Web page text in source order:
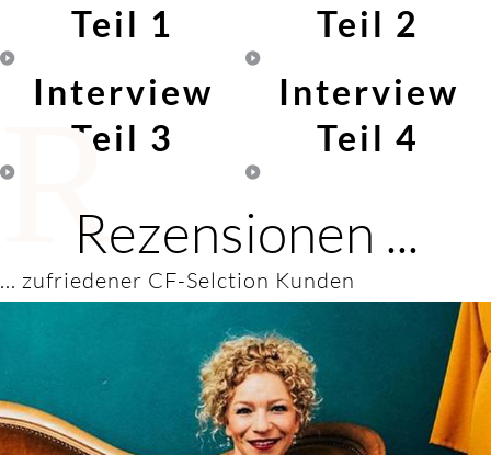
Teil 1
Teil 2
Interview
Teil 3
Interview
Teil 4
RRezensionen ...
... zufriedener CF-Selction Kunden